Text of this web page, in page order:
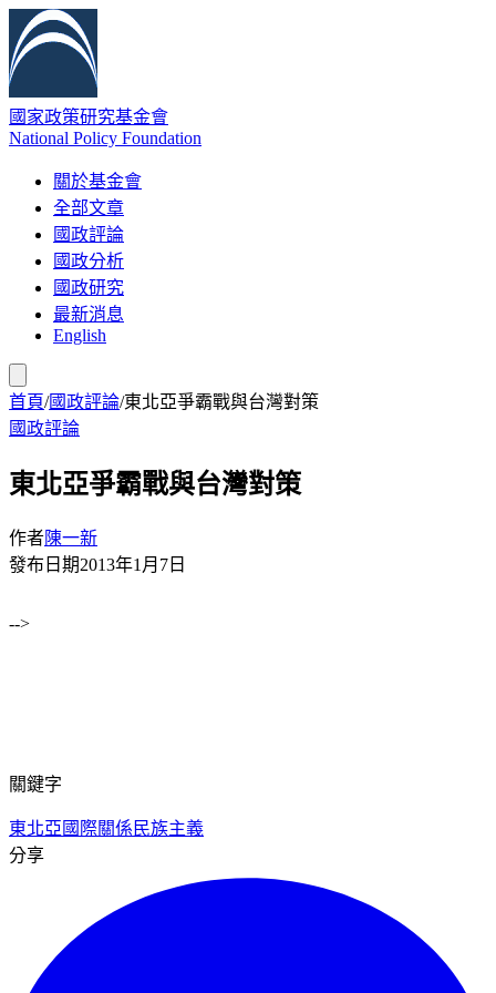
國家政策研究基金會
National Policy Foundation
關於基金會
全部文章
國政評論
國政分析
國政研究
最新消息
English
首頁/國政評論/東北亞爭霸戰與台灣對策
國政評論
東北亞爭霸戰與台灣對策
作者陳一新
發布日期2013年1月7日
-->
關鍵字
東北亞國際關係 民族主義
分享